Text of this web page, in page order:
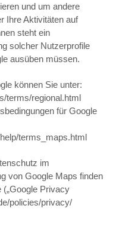
und um andere
Ihre Aktivitäten auf
steht ein
solcher Nutzerprofile
ausüben müssen.
können Sie unter:
terms/regional.html
für Google
terms_maps.html
im
von Google Maps finden
(„Google Privacy
policies/privacy/